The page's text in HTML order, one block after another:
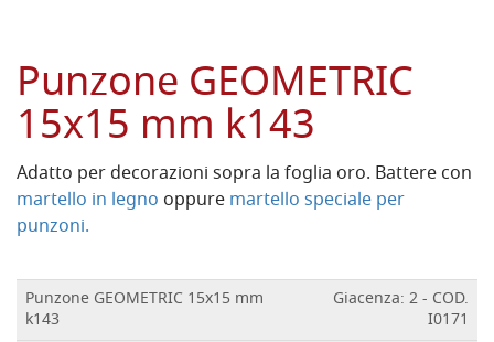
Punzone GEOMETRIC
15x15 mm k143
Adatto per decorazioni sopra la foglia oro. Battere con
martello in legno oppuremartello speciale per
punzoni.
Punzone GEOMETRIC 15x15 mm
k143
Giacenza: 2 - COD.
I0171